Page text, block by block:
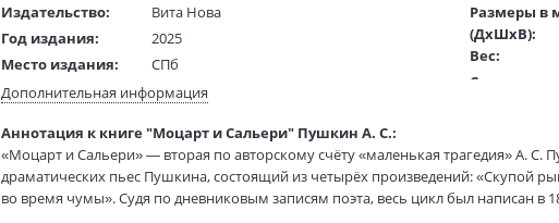
Издательство:
Вита Нова
Год издания:
2025
Место издания:
СПб
Язык текста:
русский
составитель:
Тип обложки:
Твердый переплет
Иллюстраторы:
Траугот Г. А. В.
Формат:
64х90 1/16
Размеры в
(ДхШхВ):
Вес:
Страниц:
ISBN:
В продаже
Дополнительная информация
Аннотация к книге "Моцарт и Сальери" Пушкин А. С.:
«Моцарт и Сальери» — вторая по авторскому счёту «маленькая трагедия» А.
драматических пьес Пушкина, состоящий из четырёх произведений: «Скупой
во время чумы». Судя по дневниковым записям поэта, весь цикл был написан в